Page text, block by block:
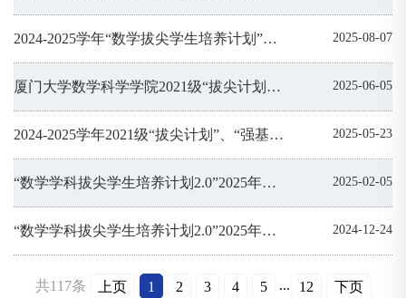
2024-2025学年“数学拔尖学生培养计划”、“强基计划”奖学金名单公示 2025-08-07
厦门大学数学科学学院2021级“拔尖计划”毕业考核结果公示 2025-06-05
2024-2025学年2021级“拔尖计划”、“强基计划”学生专项奖学金情况公示 2025-05-23
“数学学科拔尖学生培养计划2.0”2025年数学类学生入选名单公示 2025-02-05
“数学学科拔尖学生培养计划2.0”2025年非数学类学生入选名单公示 2024-12-24
共117条 上页 1 2 3 4 5 ... 12 下页